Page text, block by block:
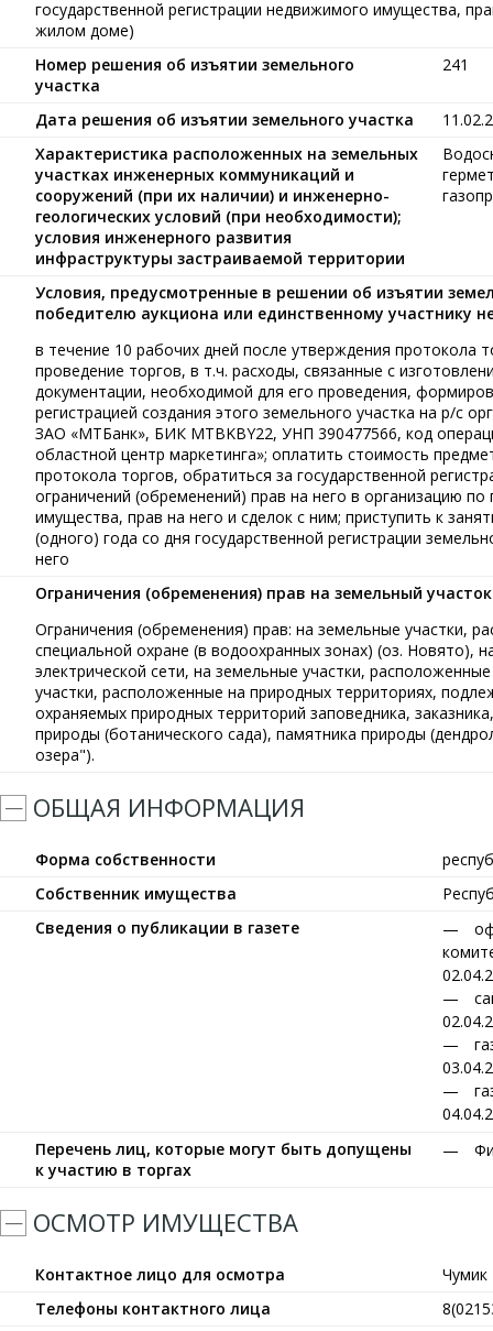
государственной регистрации недвижимого имущества,
жилом доме)
Номер решения об изъятии земельного
участка
241
Дата решения об изъятии земельного участка
Характеристика расположенных на земельных
участках инженерных коммуникаций и
сооружений (при их наличии) и инженерно-
геологических условий (при необходимости);
условия инженерного развития
инфраструктуры застраиваемой территории
Условия, предусмотренные в решении об изъятии
победителю аукциона или единственному участнику
в течение 10 рабочих дней после утверждения протокола
проведение торгов, в т.ч. расходы, связанные с
документации, необходимой для его проведения,
регистрацией создания этого земельного участка на р/с
ЗАО «МТБанк», БИК MTBKBY22, УНП 390477566, код
областной центр маркетинга»; оплатить стоимость
протокола торгов, обратиться за государственной
ограничений (обременений) прав на него в организацию
имущества, прав на него и сделок с ним; приступить к
(одного) года со дня государственной регистрации
него
Ограничения (обременения) прав на земельный участок
Ограничения (обременения) прав: на земельные участки,
специальной охране (в водоохранных зонах) (оз. Новято),
электрической сети, на земельные участки,
участки, расположенные на природных территориях,
охраняемых природных территорий заповедника,
природы (ботанического сада), памятника природы
озера").
ОБЩАЯ ИНФОРМАЦИЯ
Форма собственности
Собственник имущества
Сведения о публикации в газете
Перечень лиц, которые могут быть допущены
к участию в торгах
ОСМОТР ИМУЩЕСТВА
Контактное лицо для осмотра
Чумик
Телефоны контактного лица